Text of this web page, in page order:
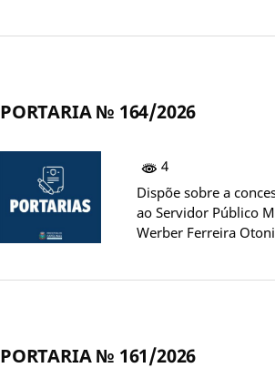
PORTARIA № 164/2026
4
Dispõe sobre a
ao Servidor Público
Werber Ferreira
PORTARIA № 161/2026